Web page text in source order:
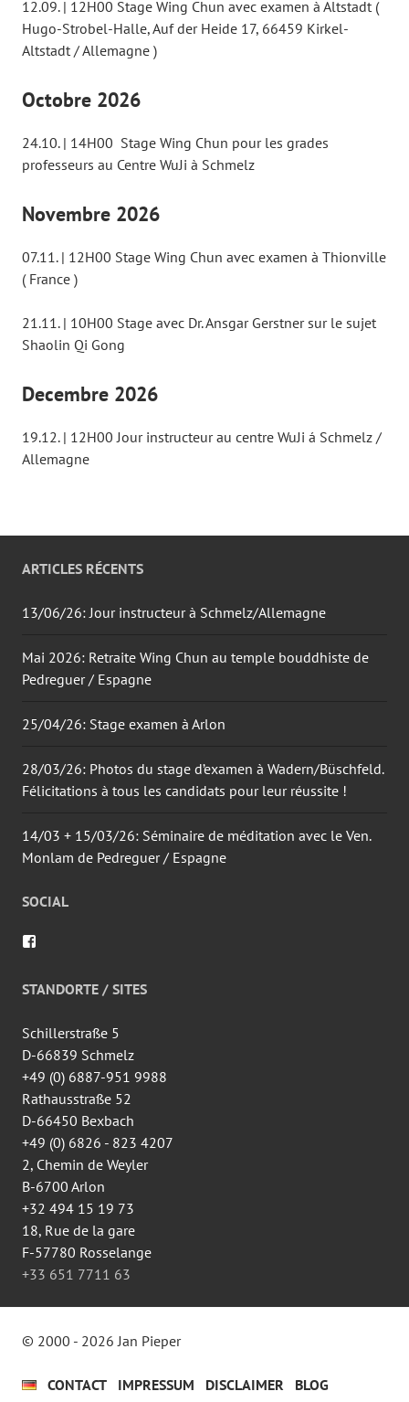
12.09. | 12H00 Stage Wing Chun avec examen à Altstadt (
Hugo-Strobel-Halle, Auf der Heide 17, 66459 Kirkel-
Altstadt / Allemagne )
Octobre 2026
24.10. | 14H00 Stage Wing Chun pour les grades
professeurs au Centre WuJi à Schmelz
Novembre 2026
07.11. | 12H00 Stage Wing Chun avec examen à Thionville
( France )
21.11. | 10H00 Stage avec Dr. Ansgar Gerstner sur le sujet
Shaolin Qi Gong
Decembre 2026
19.12. | 12H00 Jour instructeur au centre WuJi á Schmelz /
Allemagne
ARTICLES RÉCENTS
13/06/26: Jour instructeur à Schmelz/Allemagne
Mai 2026: Retraite Wing Chun au temple bouddhiste de
Pedreguer / Espagne
25/04/26: Stage examen à Arlon
28/03/26: Photos du stage d’examen à Wadern/Büschfeld.
Félicitations à tous les candidats pour leur réussite !
14/03 + 15/03/26: Séminaire de méditation avec le Ven.
Monlam de Pedreguer / Espagne
SOCIAL
de
wingtsun.arlon
Facebook
STANDORTE / SITES
Schillerstraße 5
D-66839 Schmelz
+49 (0) 6887-951 9988
Rathausstraße 52
D-66450 Bexbach
+49 (0) 6826 - 823 4207
2, Chemin de Weyler
B-6700 Arlon
+32 494 15 19 73
18, Rue de la gare
F-57780 Rosselange
+33 651 7711 63
© 2000 - 2026 Jan Pieper
CONTACT IMPRESSUM DISCLAIMER BLOG